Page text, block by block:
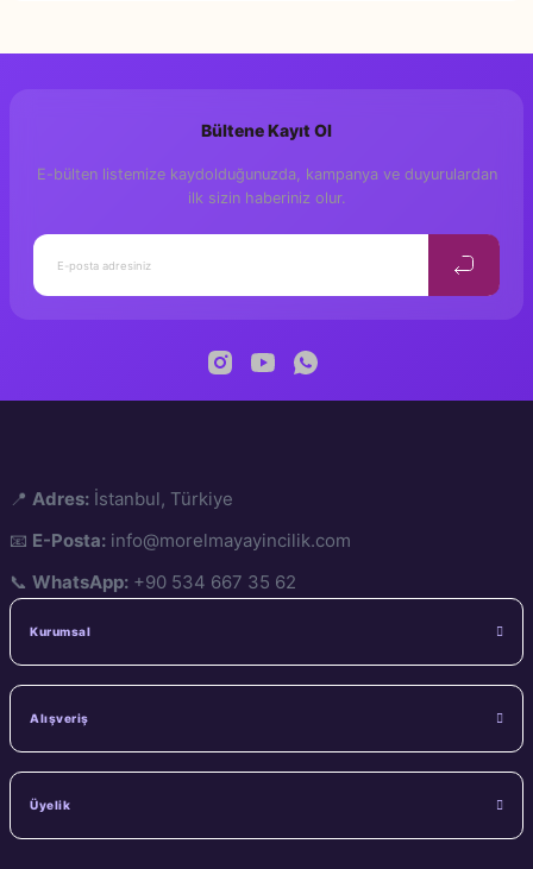
Damla Abdik
Yaş İlkokul
Baskı 1. Baskı,
Kâğıt
Cilt
Bültene Kayıt Ol
E-bülten listemize kaydolduğunuzda, kampanya ve duyurulardan
ilk sizin haberiniz olur.
📍 Adres: İstanbul, Türkiye
📧 E-Posta: info@morelmayayincilik.com
📞 WhatsApp: +90 534 667 35 62
Kurumsal
Alışveriş
Üyelik